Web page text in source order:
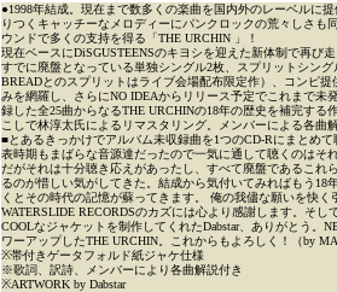
●1998年結成。現在まで数多くの楽曲を国内外のレーベルに
りつくキャッチーなメロディーにパンクロックの荒々しさも
ウンドで多くの支持を得る「THE URCHIN 」！
現在ベースにDiSGUSTEENSのキヨシを迎えた新体制で再び
すでに廃盤となっている単独シングル2枚、スプリットシング
BREADとのスプリットはライブ会場配布限定作）、コンピ
みを網羅し、さらにNO IDEAからリリース予定でこれまで未
録した全25曲からなるTHE URCHINの18年の歴史を補完する
こしで林淳太氏によるリマスタリング。メンバーによる各曲
■とあるきっかけでアルバム未収録曲を1つのCD-Rにまとめ
表時期もまばらな音源達だったので一気に通して聴くのはそ
だがそれは十分聴き応えがあったし、すべて廃盤であるこれ
るのが惜しい気がしてきた。結成から気付いてみればもう18
くとその時代の記憶が蘇ってきます。 俺の我儘な願いを快く
WATERSLIDE RECORDSのカズには心より感謝します。そし
COOLなジャケットを制作してくれたDabstar、ありがとう。
ワーアップしたTHE URCHIN。これからもよろしく！（by
※帯付きゲータフォルド紙ジャケ仕様
※歌詞、訳詩、メンバーにより各曲解説付き
※ARTWORK by Dabstar